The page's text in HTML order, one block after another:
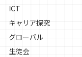
ICT
キャリア探究
グローバル
生徒会